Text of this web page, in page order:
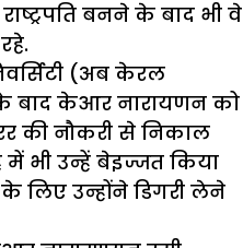
बनने के बाद भी वे
(अब केरल
बाद केआर नारायणन को
की नौकरी से निकाल
में भी उन्हें बेइज्जत किया
लिए उन्होंने डिगरी लेने